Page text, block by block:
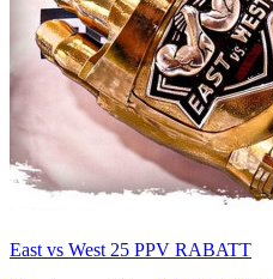
East vs West 25 PPV RABATT